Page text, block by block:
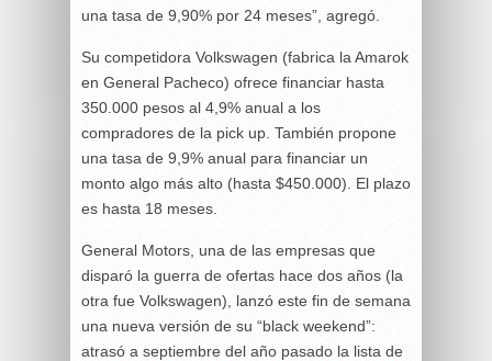
una tasa de 9,90% por 24 meses”, agregó.
Su competidora Volkswagen (fabrica la Amarok
en General Pacheco) ofrece financiar hasta
350.000 pesos al 4,9% anual a los
compradores de la pick up. También propone
una tasa de 9,9% anual para financiar un
monto algo más alto (hasta $450.000). El plazo
es hasta 18 meses.
General Motors, una de las empresas que
disparó la guerra de ofertas hace dos años (la
otra fue Volkswagen), lanzó este fin de semana
una nueva versión de su “black weekend”:
atrasó a septiembre del año pasado la lista de